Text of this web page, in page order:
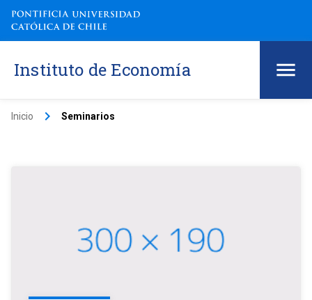
Instituto de Economía
Inicio keyboard_arrow_right Seminarios